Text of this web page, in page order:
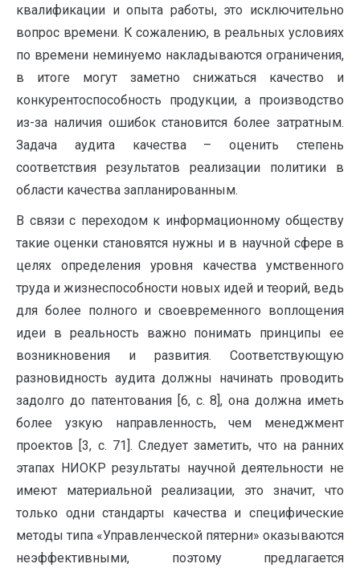
квалификации и опыта работы, это исключительно
вопрос времени. К сожалению, в реальных условиях
по времени неминуемо накладываются ограничения,
в итоге могут заметно снижаться качество и
конкурентоспособность продукции, а производство
из-за наличия ошибок становится более затратным.
Задача аудита качества – оценить степень
соответствия результатов реализации политики в
области качества запланированным.
В связи с переходом к информационному обществу
такие оценки становятся нужны и в научной сфере в
целях определения уровня качества умственного
труда и жизнеспособности новых идей и теорий, ведь
для более полного и своевременного воплощения
идеи в реальность важно понимать принципы ее
возникновения и развития. Соответствующую
разновидность аудита должны начинать проводить
задолго до патентования [6, с. 8], она должна иметь
более узкую направленность, чем менеджмент
проектов [3, с. 71]. Следует заметить, что на ранних
этапах НИОКР результаты научной деятельности не
имеют материальной реализации, это значит, что
только одни стандарты качества и специфические
методы типа «Управленческой пятерни» оказываются
неэффективными, поэтому предлагается